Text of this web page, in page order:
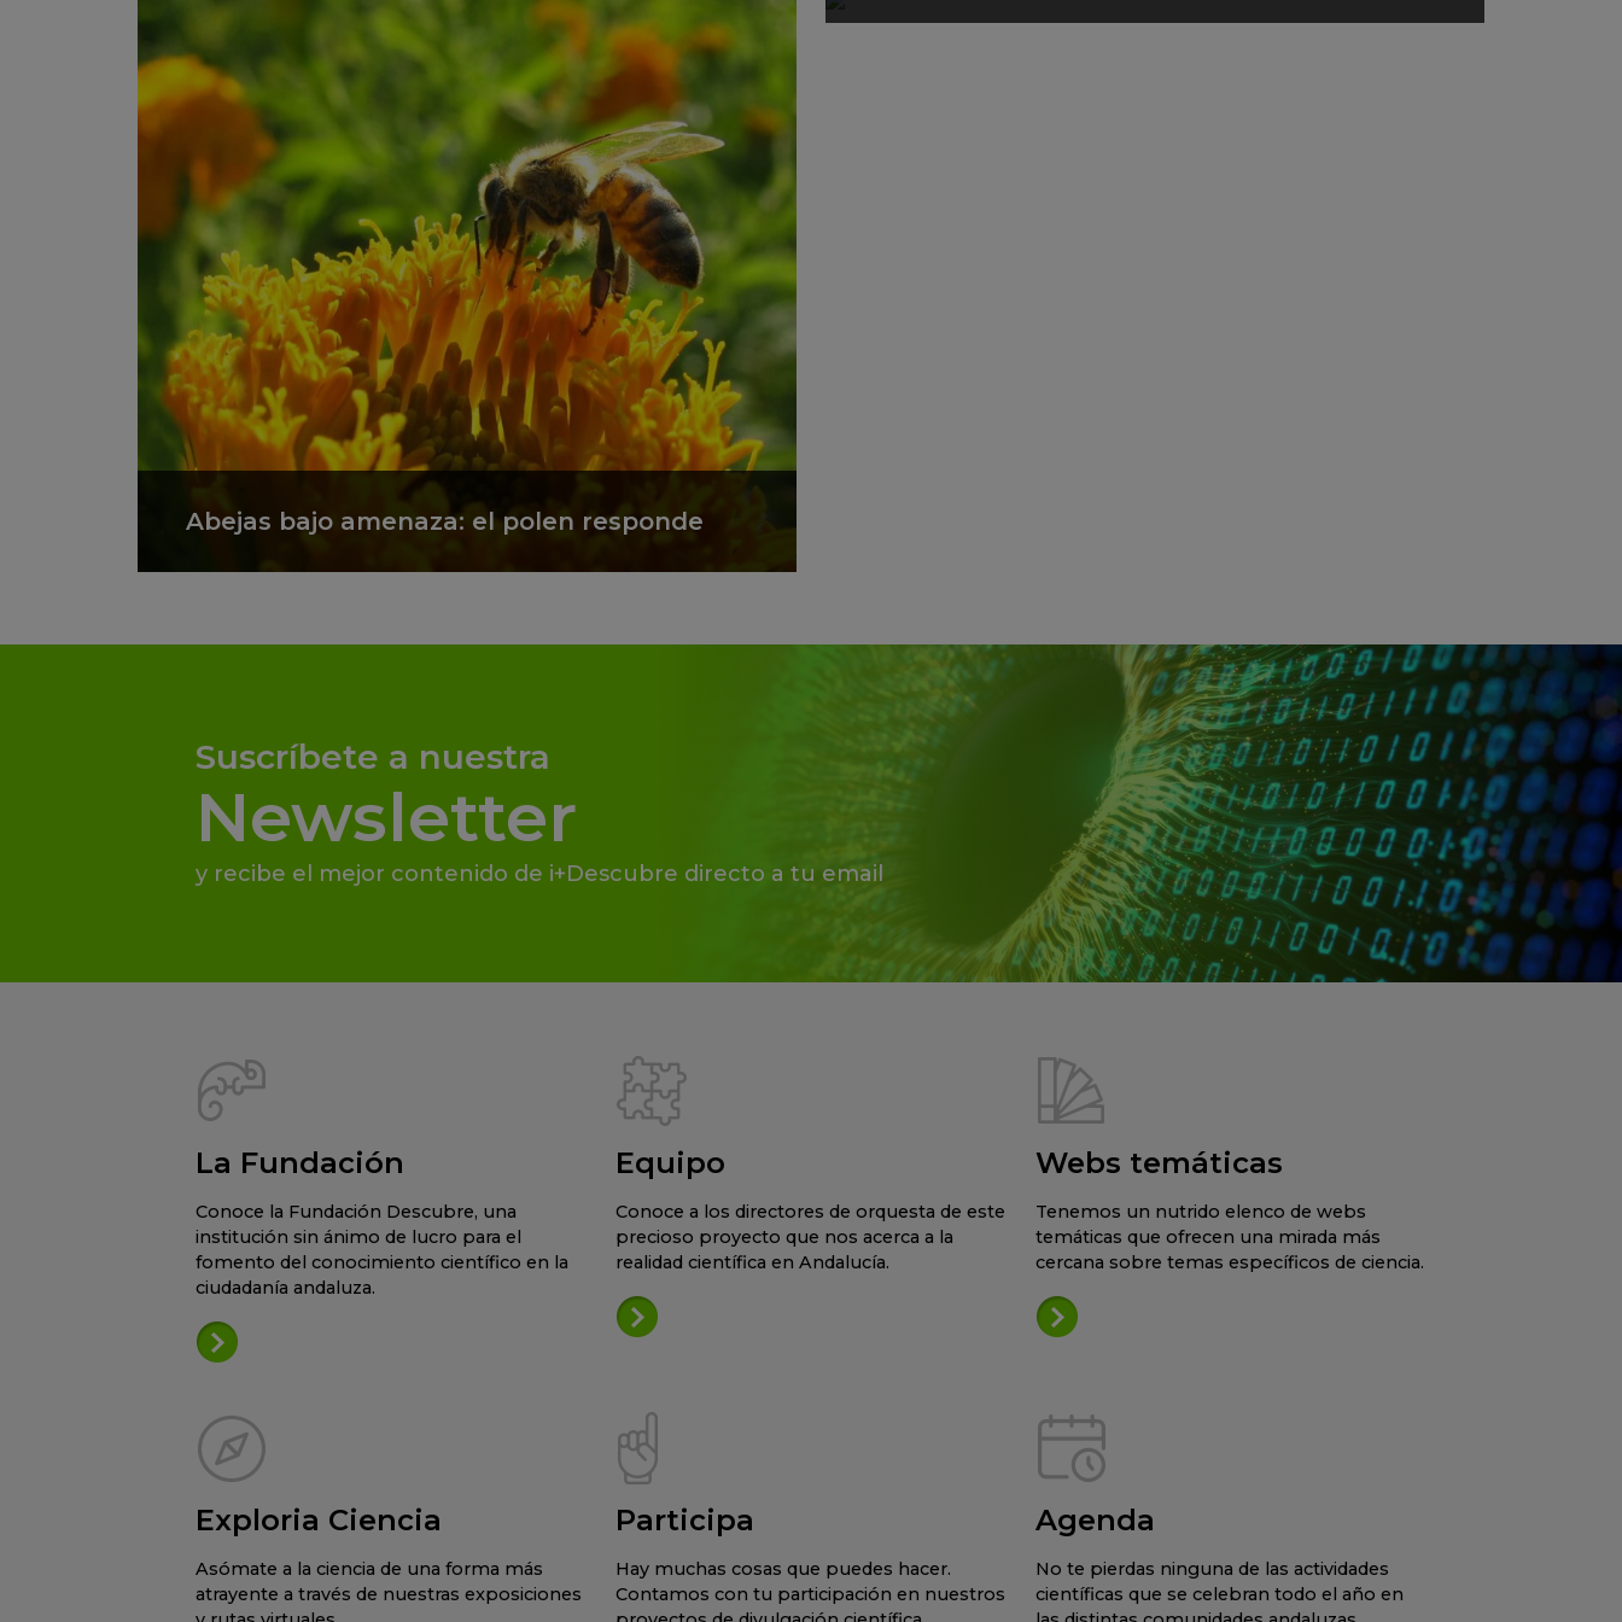
Abejas bajo amenaza: el polen responde
Suscríbete a nuestra
Newsletter
y recibe el mejor contenido de i+Descubre directo a tu email
La Fundación
Conoce la Fundación Descubre, una
institución sin ánimo de lucro para el
fomento del conocimiento científico en la
ciudadanía andaluza.
Equipo
Conoce a los directores de orquesta de este
precioso proyecto que nos acerca a la
realidad científica en Andalucía.
Webs temáticas
Tenemos un nutrido elenco de webs
temáticas que ofrecen una mirada más
cercana sobre temas específicos de ciencia.
Exploria Ciencia
Asómate a la ciencia de una forma más
atrayente a través de nuestras exposiciones
Participa
Hay muchas cosas que puedes hacer.
Contamos con tu participación en nuestros
Agenda
No te pierdas ninguna de las actividades
científicas que se celebran todo el año en